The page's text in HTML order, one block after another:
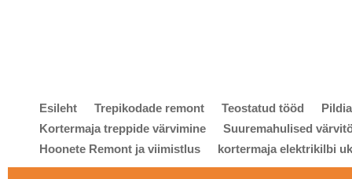
Esileht Trepikodade remont Teostatud tööd
Kortermaja treppide värvimine
Suuremahulised
Hoonete Remont ja viimistlus
kortermaja elektrikilbi